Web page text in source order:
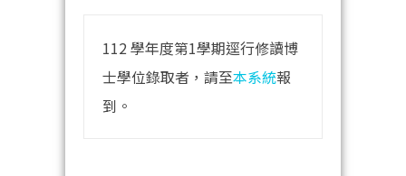
112 學年度第1學期逕行修讀博
士學位錄取者，請至本系統報
到。